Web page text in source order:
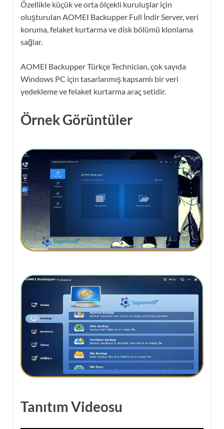
Özellikle küçük ve orta ölçekli kuruluşlar için
oluşturulan AOMEI Backupper Full İndir Server, veri
koruma, felaket kurtarma ve disk bölümü klonlama
sağlar.
AOMEI Backupper Türkçe Technician, çok sayıda
Windows PC için tasarlanmış kapsamlı bir veri
yedekleme ve felaket kurtarma araç setidir.
Örnek Görüntüler
Tanıtım Videosu